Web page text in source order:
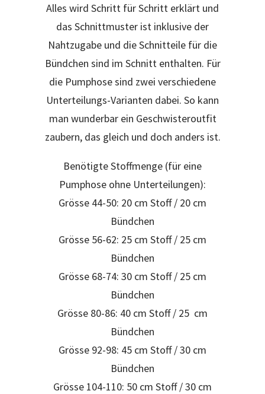
Alles wird Schritt für Schritt erklärt und
das Schnittmuster ist inklusive der
Nahtzugabe und die Schnitteile für die
Bündchen sind im Schnitt enthalten. Für
die Pumphose sind zwei verschiedene
Unterteilungs-Varianten dabei. So kann
man wunderbar ein Geschwisteroutfit
zaubern, das gleich und doch anders ist.
Benötigte Stoffmenge (für eine
Pumphose ohne Unterteilungen):
Grösse 44-50: 20 cm Stoff / 20 cm
Bündchen
Grösse 56-62: 25 cm Stoff / 25 cm
Bündchen
Grösse 68-74: 30 cm Stoff / 25 cm
Bündchen
Grösse 80-86: 40 cm Stoff / 25 cm
Bündchen
Grösse 92-98: 45 cm Stoff / 30 cm
Bündchen
Grösse 104-110: 50 cm Stoff / 30 cm